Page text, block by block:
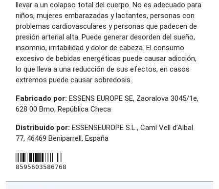
llevar a un colapso total del cuerpo. No es adecuado para
niños, mujeres embarazadas y lactantes, personas con
problemas cardiovasculares y personas que padecen de
presión arterial alta. Puede generar desorden del sueño,
insomnio, irritabilidad y dolor de cabeza. El consumo
excesivo de bebidas energéticas puede causar adicción,
lo que lleva a una reducción de sus efectos, en casos
extremos puede causar sobredosis.
Fabricado por: ESSENS EUROPE SE, Zaoralova 3045/1e,
628 00 Brno, República Checa
Distribuido por: ESSENSEUROPE S.L., Camí Vell d’Albal
77, 46469 Beniparrell, España
8595603586768